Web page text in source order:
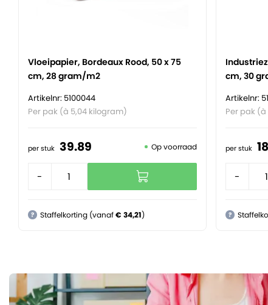
Vloeipapier, Bordeaux Rood, 50 x 75
cm, 28 gram/m2
Artikelnr: 5100044
Per pak (à 5,04 kilogram)
per stuk 39.89 Op voorraad
-
? Staffelkorting (vanaf€ 34,21)
cm, 30
Artikelnr:
Per pak
per stuk
-
?